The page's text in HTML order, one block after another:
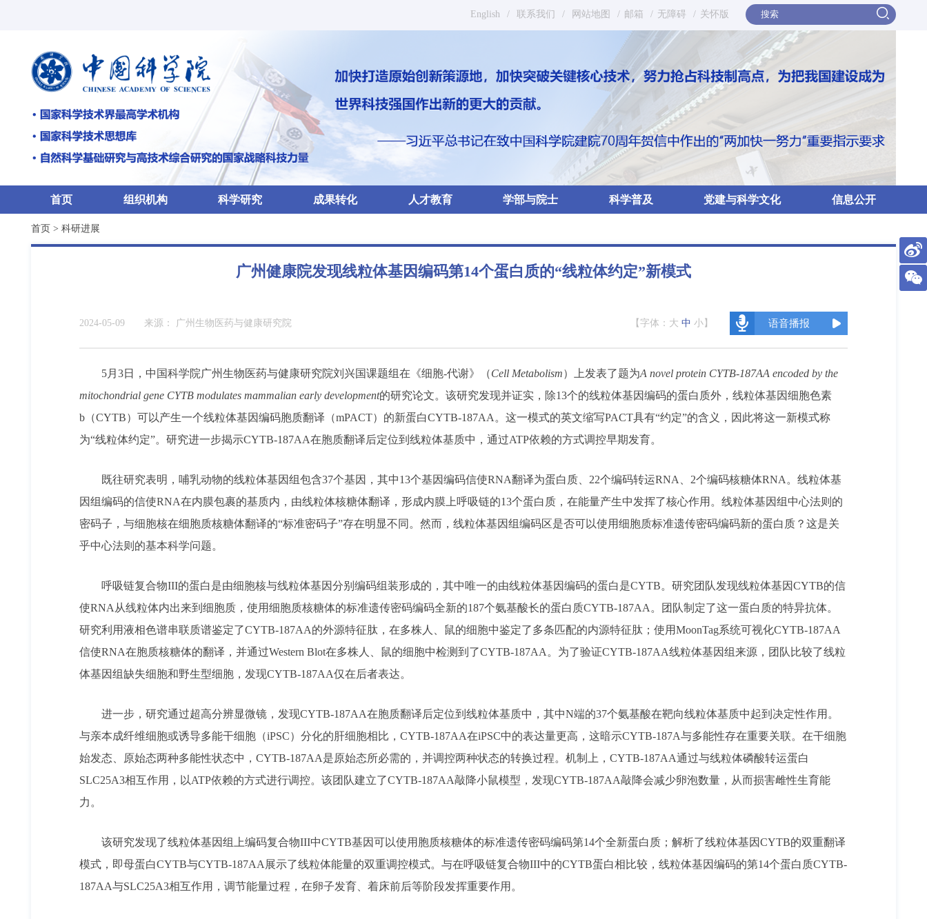
English / 联系我们 / 网站地图 / 邮箱 / 无障碍 / 关怀版
首页 组织机构 科学研究 成果转化 人才教育 学部与院士 科学普及 党建与科学文化 信息公开
首页 > 科研进展
广州健康院发现线粒体基因编码第14个蛋白质的“线粒体约定”新模式
2024-05-09 来源： 广州生物医药与健康研究院 【字体： 大 中 小 】 语音播报
5月3日，中国科学院广州生物医药与健康研究院刘兴国课题组在《细胞-代谢》（Cell Metabolism）上发表了题为A novel protein CYTB-187AA encoded by the
mitochondrial gene CYTB modulates mammalian early development的研究论文。该研究发现并证实，除13个的线粒体基因编码的蛋白质外，线粒体基因细胞色素
b（CYTB）可以产生一个线粒体基因编码胞质翻译（mPACT）的新蛋白CYTB-187AA。这一模式的英文缩写PACT具有“约定”的含义，因此将这一新模式称
为“线粒体约定”。研究进一步揭示CYTB-187AA在胞质翻译后定位到线粒体基质中，通过ATP依赖的方式调控早期发育。
既往研究表明，哺乳动物的线粒体基因组包含37个基因，其中13个基因编码信使RNA翻译为蛋白质、22个编码转运RNA、2个编码核糖体RNA。线粒体基
因组编码的信使RNA在内膜包裹的基质内，由线粒体核糖体翻译，形成内膜上呼吸链的13个蛋白质，在能量产生中发挥了核心作用。线粒体基因组中心法则的
密码子，与细胞核在细胞质核糖体翻译的“标准密码子”存在明显不同。然而，线粒体基因组编码区是否可以使用细胞质标准遗传密码编码新的蛋白质？这是关
乎中心法则的基本科学问题。
呼吸链复合物III的蛋白是由细胞核与线粒体基因分别编码组装形成的，其中唯一的由线粒体基因编码的蛋白是CYTB。研究团队发现线粒体基因CYTB的信
使RNA从线粒体内出来到细胞质，使用细胞质核糖体的标准遗传密码编码全新的187个氨基酸长的蛋白质CYTB-187AA。团队制定了这一蛋白质的特异抗体。
研究利用液相色谱串联质谱鉴定了CYTB-187AA的外源特征肽，在多株人、鼠的细胞中鉴定了多条匹配的内源特征肽；使用MoonTag系统可视化CYTB-187AA
信使RNA在胞质核糖体的翻译，并通过Western Blot在多株人、鼠的细胞中检测到了CYTB-187AA。为了验证CYTB-187AA线粒体基因组来源，团队比较了线粒
体基因组缺失细胞和野生型细胞，发现CYTB-187AA仅在后者表达。
进一步，研究通过超高分辨显微镜，发现CYTB-187AA在胞质翻译后定位到线粒体基质中，其中N端的37个氨基酸在靶向线粒体基质中起到决定性作用。
与亲本成纤维细胞或诱导多能干细胞（iPSC）分化的肝细胞相比，CYTB-187AA在iPSC中的表达量更高，这暗示CYTB-187A与多能性存在重要关联。在干细胞
始发态、原始态两种多能性状态中，CYTB-187AA是原始态所必需的，并调控两种状态的转换过程。机制上，CYTB-187AA通过与线粒体磷酸转运蛋白
SLC25A3相互作用，以ATP依赖的方式进行调控。该团队建立了CYTB-187AA敲降小鼠模型，发现CYTB-187AA敲降会减少卵泡数量，从而损害雌性生育能
力。
该研究发现了线粒体基因组上编码复合物III中CYTB基因可以使用胞质核糖体的标准遗传密码编码第14个全新蛋白质；解析了线粒体基因CYTB的双重翻译
模式，即母蛋白CYTB与CYTB-187AA展示了线粒体能量的双重调控模式。与在呼吸链复合物III中的CYTB蛋白相比较，线粒体基因编码的第14个蛋白质CYTB-
187AA与SLC25A3相互作用，调节能量过程，在卵子发育、着床前后等阶段发挥重要作用。